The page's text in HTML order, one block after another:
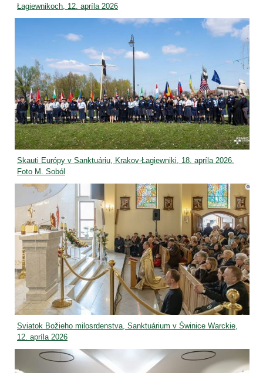
Łagiewnikoch, 12. apríla 2026
Skauti Európy v Sanktuáriu, Krakov-Łagiewniki, 18. apríla 2026.
Foto M. Soból
Sviatok Božieho milosrdenstva, Sanktuárium v Świnice Warckie,
12. apríla 2026